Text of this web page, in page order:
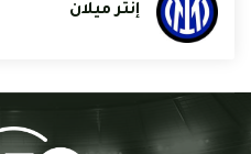
إنتر ميلان